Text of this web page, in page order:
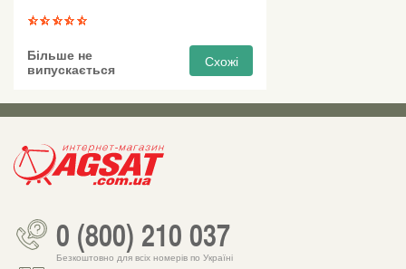
Більше не
випускається
Схожі
0 (800) 210 037
Безкоштовно для всіх номерів по Україні